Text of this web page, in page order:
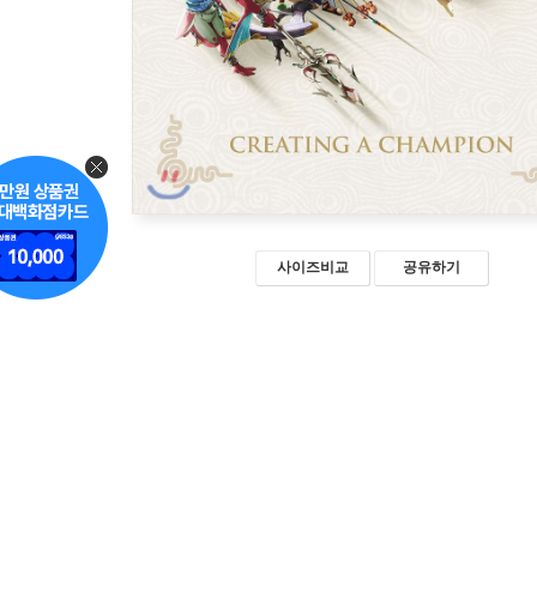
사이즈비교 공유하기